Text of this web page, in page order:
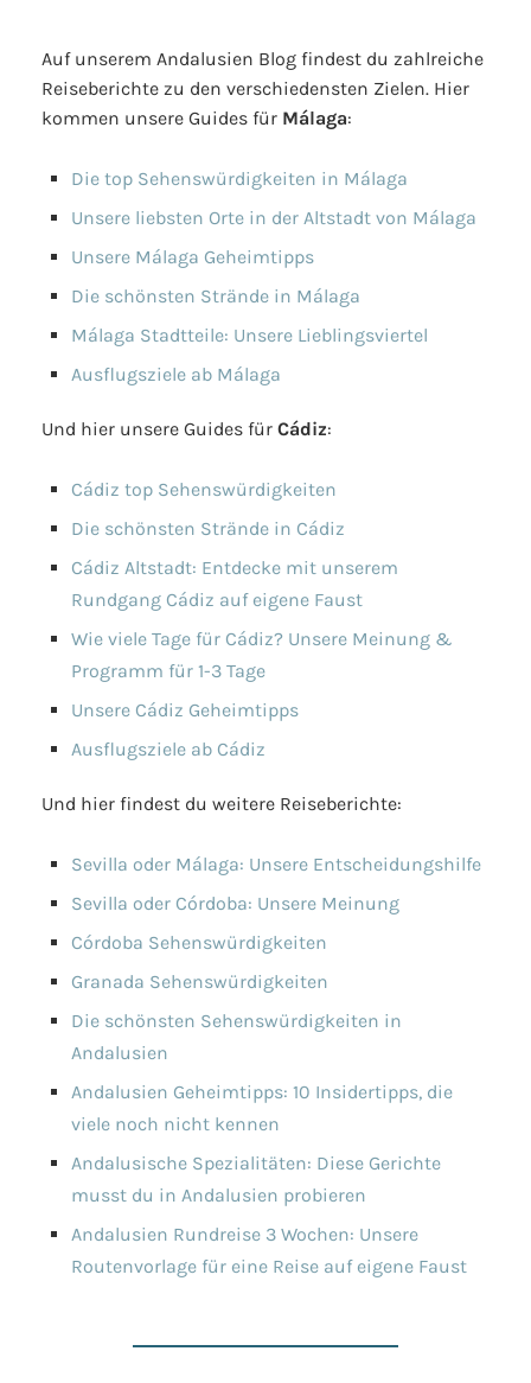
Auf unserem Andalusien Blog findest du zahlreiche
Reiseberichte zu den verschiedensten Zielen. Hier
kommen unsere Guides für Málaga:
Die top Sehenswürdigkeiten in Málaga
Unsere liebsten Orte in der Altstadt von Málaga
Unsere Málaga Geheimtipps
Die schönsten Strände in Málaga
Málaga Stadtteile: Unsere Lieblingsviertel
Ausflugsziele ab Málaga
Und hier unsere Guides für Cádiz:
Cádiz top Sehenswürdigkeiten
Die schönsten Strände in Cádiz
Cádiz Altstadt: Entdecke mit unserem
Rundgang Cádiz auf eigene Faust
Wie viele Tage für Cádiz? Unsere Meinung &
Programm für 1-3 Tage
Unsere Cádiz Geheimtipps
Ausflugsziele ab Cádiz
Und hier findest du weitere Reiseberichte:
Sevilla oder Málaga: Unsere Entscheidungshilfe
Sevilla oder Córdoba: Unsere Meinung
Córdoba Sehenswürdigkeiten
Granada Sehenswürdigkeiten
Die schönsten Sehenswürdigkeiten in
Andalusien
Andalusien Geheimtipps: 10 Insidertipps, die
viele noch nicht kennen
Andalusische Spezialitäten: Diese Gerichte
musst du in Andalusien probieren
Andalusien Rundreise 3 Wochen: Unsere
Routenvorlage für eine Reise auf eigene Faust